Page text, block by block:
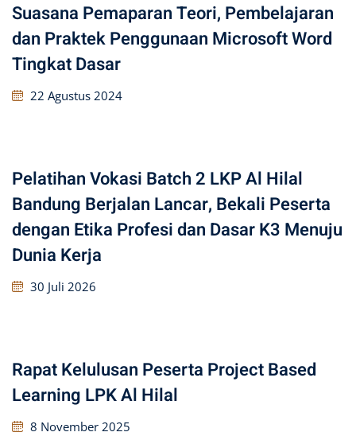
Suasana Pemaparan Teori, Pembelajaran
dan Praktek Penggunaan Microsoft Word
Tingkat Dasar
22 Agustus 2024
Pelatihan Vokasi Batch 2 LKP Al Hilal
Bandung Berjalan Lancar, Bekali Peserta
dengan Etika Profesi dan Dasar K3 Menuju
Dunia Kerja
30 Juli 2026
Rapat Kelulusan Peserta Project Based
Learning LPK Al Hilal
8 November 2025